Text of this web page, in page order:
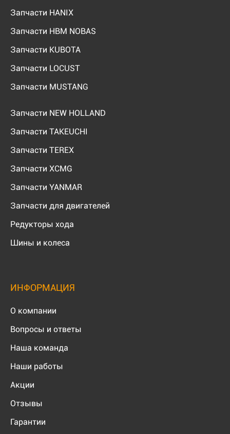
Запчасти HANIX
Запчасти HBM NOBAS
Запчасти KUBOTA
Запчасти LOCUST
Запчасти MUSTANG
Запчасти NEW HOLLAND
Запчасти TAKEUCHI
Запчасти TEREX
Запчасти XCMG
Запчасти YANMAR
Запчасти для двигателей
Редукторы хода
Шины и колеса
ИНФОРМАЦИЯ
О компании
Вопросы и ответы
Наша команда
Наши работы
Акции
Отзывы
Гарантии